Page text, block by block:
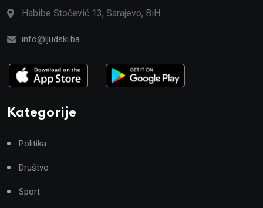
Habibe Stočević 13, Sarajevo, BiH
info@ljudski.ba
Kategorije
Politika
Društvo
Sport